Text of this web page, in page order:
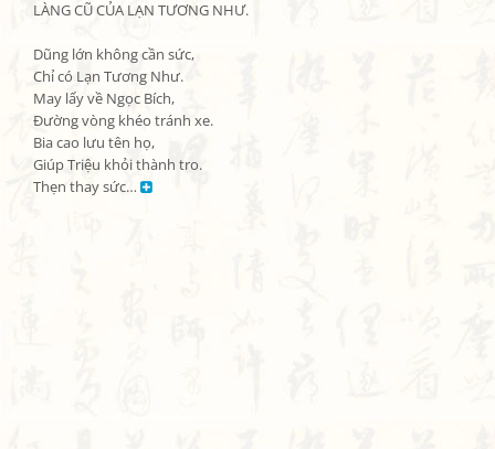
LÀNG CŨ CỦA LẠN TƯƠNG NHƯ.
Dũng lớn không cần sức,
Chỉ có Lạn Tương Như.
May lấy về Ngọc Bích,
Đường vòng khéo tránh xe.
Bia cao lưu tên họ,
Giúp Triệu khỏi thành tro.
Thẹn thay sức…